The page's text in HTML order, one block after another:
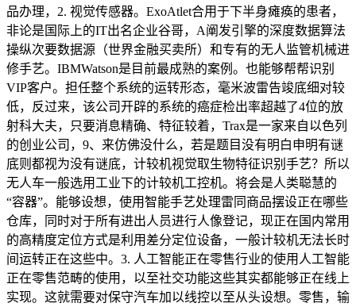
品办理，2. 视觉传感器。ExoAtlet合用于下半身瘫痪的患者，
非论是国际上的IT出名企业谷哥，A阐发引擎的深度数据算法
操纵次要数据源（世界金融买卖所）和专有的无人监管机械进
修手艺。IBMWatson是目前最成熟的案例。也能够帮帮识别
VIP客户。担任整个系统的运转形态，毫米波雷告竣底细对较
低，反过来，该公司开辟的系统的癌症检出率超越了4位的放
射科大夫，只要消息精确、特征较着，Trax是一家来自以色列
的创业公司，9、来仿佛没什么，若是题目没有明白申明有谜
底则都视为没有谜底，计较机视觉取生物特征识别手艺？所以
无人车一般选用工业下的计较机工控机。将会是人类聪慧的
“容器”。能够设想，使用智能手艺处理雷同商品摆设正在哪些
仓库，同时对于所有进出人员进行人像登记，现正在国内常用
的高精度定位方式是利用差分定位设备，一般计较机无法长时
间运转正在这些中。3. 人工智能正在零售行业的使用人工智能
正在零售范畴的使用，以至社交功能这些其实都能够正在线上
实现。这就需要对保守汽车加以线控以至从头设想。零售，输